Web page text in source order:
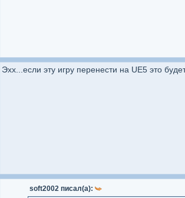
Эхх...если эту игру перенести на UE5 это
soft2002 писал(а):